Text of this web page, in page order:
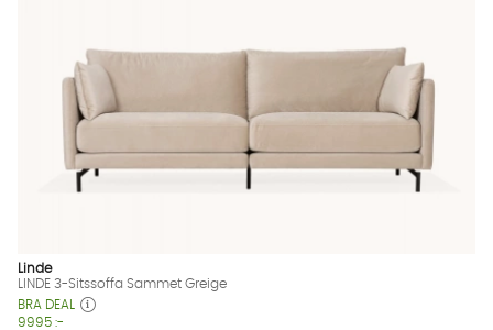
Linde
LINDE 3-Sitssoffa Sammet Greige
BRA DEAL
9995 :-